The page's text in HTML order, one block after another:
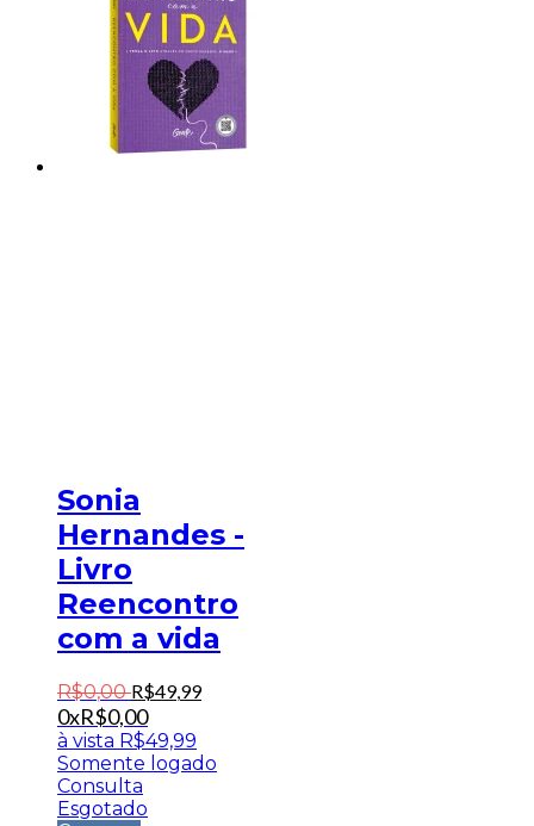
Sonia
Hernandes -
Livro
Reencontro
com a vida
R$0,00 R$49,99
0xR$0,00
à vista R$49,99
Somente logado
Consulta
Esgotado